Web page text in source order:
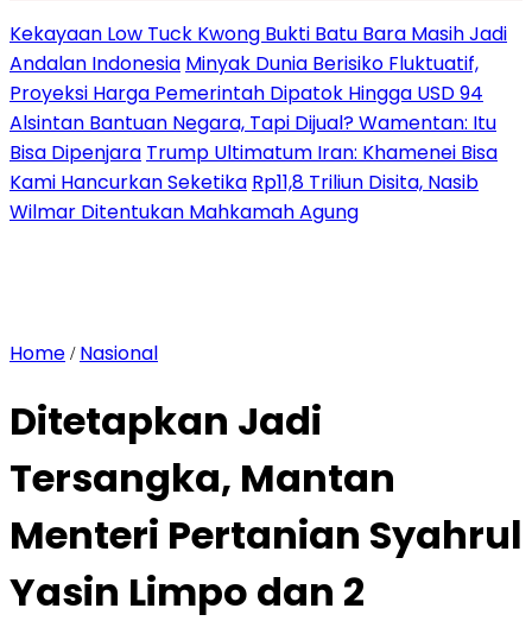
Kekayaan Low Tuck Kwong Bukti Batu Bara Masih Jadi
Andalan Indonesia Minyak Dunia Berisiko Fluktuatif,
Proyeksi Harga Pemerintah Dipatok Hingga USD 94
Alsintan Bantuan Negara, Tapi Dijual? Wamentan: Itu
Bisa Dipenjara Trump Ultimatum Iran: Khamenei Bisa
Kami Hancurkan Seketika Rp11,8 Triliun Disita, Nasib
Wilmar Ditentukan Mahkamah Agung
Home / Nasional
Ditetapkan Jadi
Tersangka, Mantan
Menteri Pertanian Syahrul
Yasin Limpo dan 2